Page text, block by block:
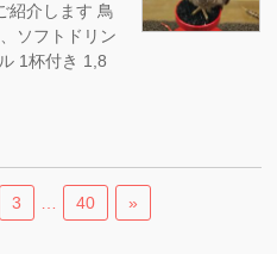
紹介します 鳥
ソフトドリン
1杯付き 1,8
3 40 »